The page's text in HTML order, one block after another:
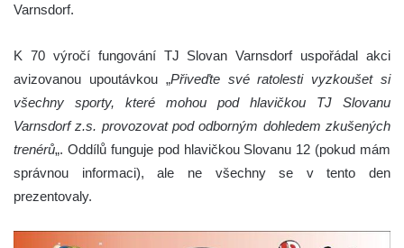
Varnsdorf.
K 70 výročí fungování TJ Slovan Varnsdorf uspořádal akci
avizovanou upoutávkou „Přiveďte své ratolesti vyzkoušet si
všechny sporty, které mohou pod hlavičkou TJ Slovanu
Varnsdorf z.s. provozovat pod odborným dohledem zkušených
trenérů„. Oddílů funguje pod hlavičkou Slovanu 12 (pokud mám
správnou informaci), ale ne všechny se v tento den
prezentovaly.